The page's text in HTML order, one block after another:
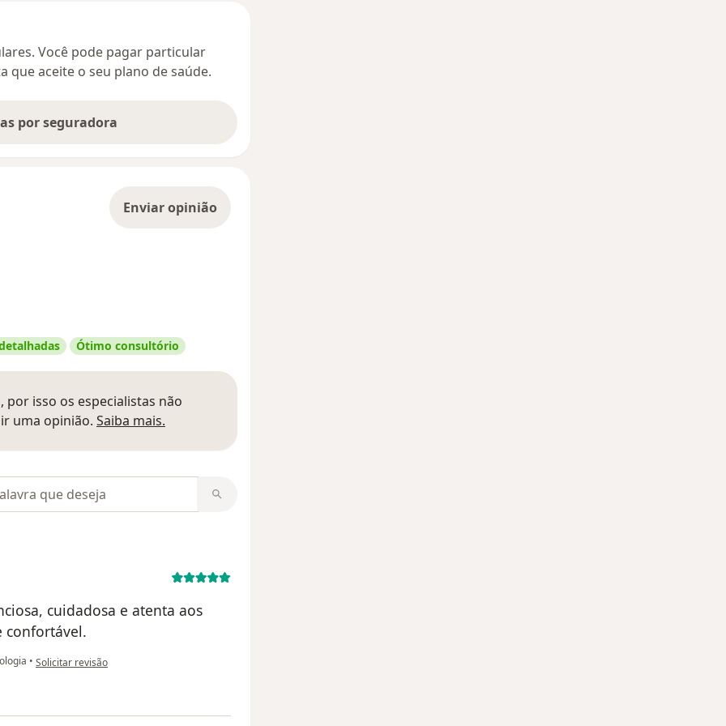
Você pode pagar particular
que aceite o seu plano de saúde.
por seguradora
Enviar opinião
Ótimo consultório
isso os especialistas não
uma opinião. Saiba mais.
opiniões
cuidadosa e atenta aos
confortável.
• na opinião do utilizador I.S
Solicitar revisão